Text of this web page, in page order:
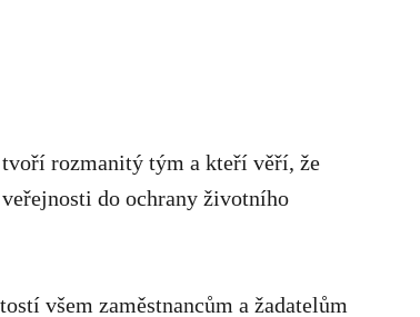
rozmanitý tým a kteří věří, že
do ochrany životního
všem zaměstnancům a žadatelům